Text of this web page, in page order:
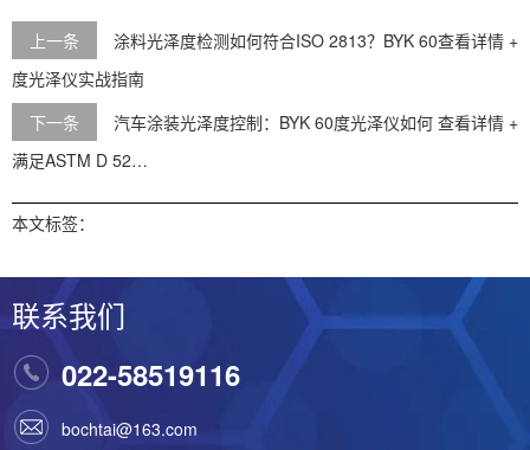
上一条 查看详情 +
涂料光泽度检测如何符合ISO 2813？BYK 60
度光泽仪实战指南
下一条
查看详情 +
汽车涂装光泽度控制：BYK 60度光泽仪如何
满足ASTM D 52…
本文标签：
联系我们
022-58519116
bochtai@163.com